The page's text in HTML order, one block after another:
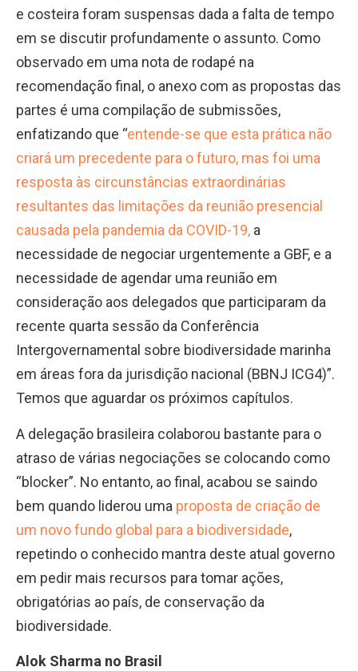
e costeira foram suspensas dada a falta de tempo
em se discutir profundamente o assunto. Como
observado em uma nota de rodapé na
recomendação final, o anexo com as propostas das
partes é uma compilação de submissões,
enfatizando que “entende-se que esta prática não
criará um precedente para o futuro, mas foi uma
resposta às circunstâncias extraordinárias
resultantes das limitações da reunião presencial
causada pela pandemia da COVID-19, a
necessidade de negociar urgentemente a GBF, e a
necessidade de agendar uma reunião em
consideração aos delegados que participaram da
recente quarta sessão da Conferência
Intergovernamental sobre biodiversidade marinha
em áreas fora da jurisdição nacional (BBNJ ICG4)”.
Temos que aguardar os próximos capítulos.
A delegação brasileira colaborou bastante para o
atraso de várias negociações se colocando como
“blocker”. No entanto, ao final, acabou se saindo
bem quando liderou uma proposta de criação de
um novo fundo global para a biodiversidade,
repetindo o conhecido mantra deste atual governo
em pedir mais recursos para tomar ações,
obrigatórias ao país, de conservação da
biodiversidade.
Alok Sharma no Brasil